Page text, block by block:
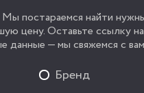
постараемся найти
цену. Оставьте ссылку
данные — мы свяжемся с
Бренд